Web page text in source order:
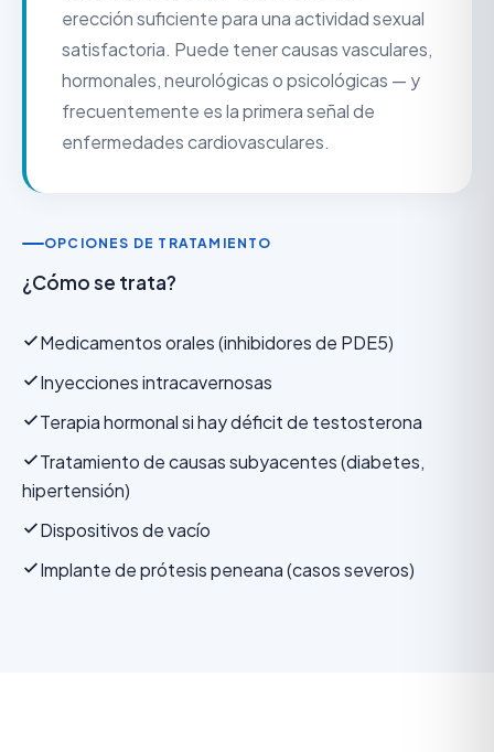
erección suficiente para una actividad sexual
satisfactoria. Puede tener causas vasculares,
hormonales, neurológicas o psicológicas — y
frecuentemente es la primera señal de
enfermedades cardiovasculares.
OPCIONES DE TRATAMIENTO
¿Cómo se trata?
Medicamentos orales (inhibidores de PDE5)
Inyecciones intracavernosas
Terapia hormonal si hay déficit de testosterona
Tratamiento de causas subyacentes (diabetes,
hipertensión)
Dispositivos de vacío
Implante de prótesis peneana (casos severos)